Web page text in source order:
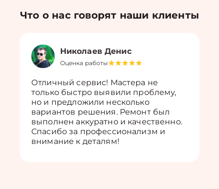
Что о нас говорят наши клиенты
Николаев Денис
Оценка работы
Отличный сервис! Мастера не
только быстро выявили проблему,
но и предложили несколько
вариантов решения. Ремонт был
выполнен аккуратно и качественно.
Спасибо за профессионализм и
внимание к деталям!